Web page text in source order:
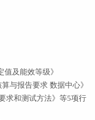
值及能效等级》
与报告要求 数据中心》
求和测试方法》等5项行